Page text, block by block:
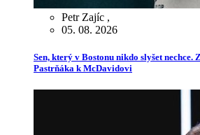
Petr Zajíc ,
05. 08. 2026
Sen, který v Bostonu nikdo slyšet
Pastrňáka k McDavidovi